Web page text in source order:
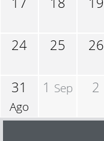
24 25 26
31
Ago
1 Sep 2